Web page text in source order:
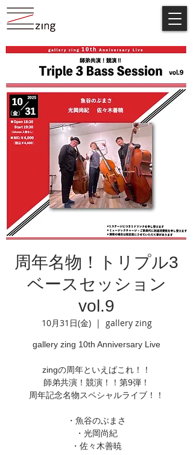
周年名物！トリプル3
ベースセッション
vol.9
10月31日(金)
  |
gallery zing
gallery zing 10th Anniversary Live
zingの周年といえばこれ！！
師弟共演！競演！！第9弾！
周年記念名物スペシャルライブ！！
・魚谷のぶまさ
・光岡尚紀
・佐々木善暁